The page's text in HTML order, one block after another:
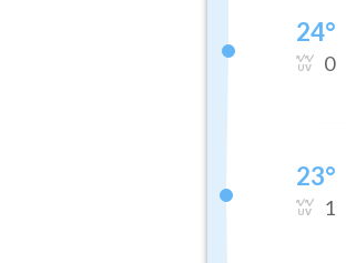
24°
0
23°
1